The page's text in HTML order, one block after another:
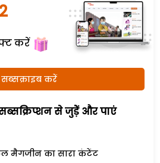
करें
सब्सक्राइब करें
से जुड़ेें और पाएं
मैगजीन का सारा कंटेंट